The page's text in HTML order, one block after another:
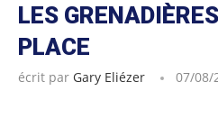
LES
PLACE
écrit par Gary Eliézer 07/08/